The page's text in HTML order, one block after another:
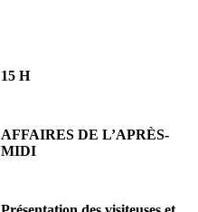
15 H
AFFAIRES DE L’APRÈS-
MIDI